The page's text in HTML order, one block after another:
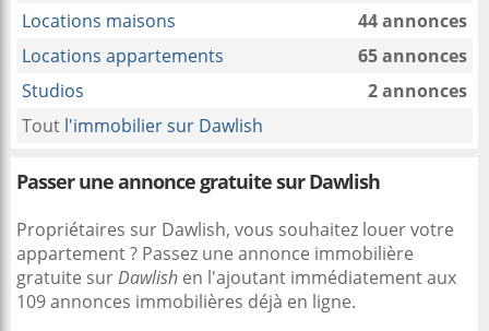
Locations maisons
44 annonces
Locations appartements
65 annonces
Studios
2 annonces
Tout l'immobilier sur Dawlish
Passer une annonce gratuite sur Dawlish
Propriétaires sur Dawlish, vous souhaitez louer votre
appartement ? Passez une annonce immobilière
gratuite surDawlish en l'ajoutant immédiatement aux
109 annonces immobilières déjà en ligne.